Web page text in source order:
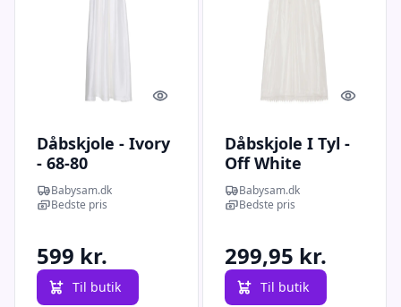
Quick look
Dåbskjole - Ivory
- 68-80
Babysam.dk
Bedste pris
599 kr.
Til butik
Quick
Dåbskjole I Tyl -
Off White
Babysam.dk
Bedste pris
299,95 kr.
Til butik